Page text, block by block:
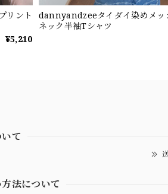
リント
¥5,210
dannyandzeeタイダイ染めメッ
ネック半袖Tシャツ
て
法について